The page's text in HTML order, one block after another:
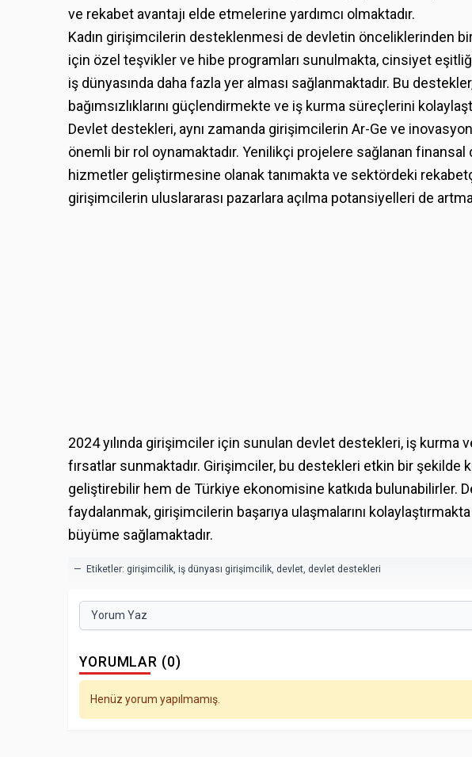
ve rekabet avantajı elde etmelerine yardımcı olmaktadır.
Kadın girişimcilerin desteklenmesi de devletin önceliklerinden
için özel teşvikler ve hibe programları sunulmakta, cinsiyet
iş dünyasında daha fazla yer alması sağlanmaktadır. Bu
bağımsızlıklarını güçlendirmekte ve iş kurma süreçlerini
Devlet destekleri, aynı zamanda girişimcilerin Ar-Ge ve
önemli bir rol oynamaktadır. Yenilikçi projelere sağlanan
hizmetler geliştirmesine olanak tanımakta ve sektördeki
girişimcilerin uluslararası pazarlara açılma potansiyelleri de
2024 yılında girişimciler için sunulan devlet destekleri, iş kurma
fırsatlar sunmaktadır. Girişimciler, bu destekleri etkin bir şekilde
geliştirebilir hem de Türkiye ekonomisine katkıda bulunabilirler.
faydalanmak, girişimcilerin başarıya ulaşmalarını
büyüme sağlamaktadır.
— Etiketler: girişimcilik iş dünyası girişimcilik devlet devlet destekleri
Yorum Yaz
YORUMLAR (0)
Henüz yorum yapılmamış.